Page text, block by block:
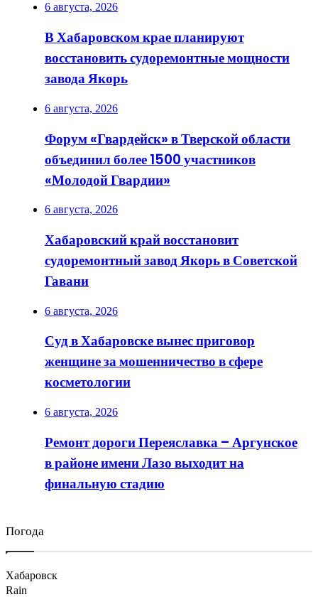
6 августа, 2026
В Хабаровском крае планируют
восстановить судоремонтные мощности
завода Якорь
6 августа, 2026
Форум «Гвардейск» в Тверской области
объединил более 1500 участников
«Молодой Гвардии»
6 августа, 2026
Хабаровский край восстановит
судоремонтный завод Якорь в Советской
Гавани
6 августа, 2026
Суд в Хабаровске вынес приговор
женщине за мошенничество в сфере
косметологии
6 августа, 2026
Ремонт дороги Переяславка – Аргунское
в районе имени Лазо выходит на
финальную стадию
Погода
Хабаровск
Rain